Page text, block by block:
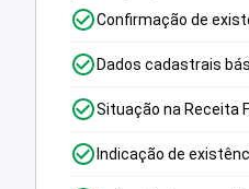
Confirmação de
Dados cadastrais
Situação na Receita
Indicação de